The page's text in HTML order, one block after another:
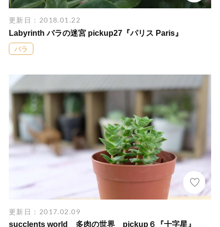
更新日：2018.01.22
Labyrinth バラの迷宮 pickup27『パリス Paris』
バラ
更新日：2017.02.09
succlents world 多肉の世界 pickup６『十字星』